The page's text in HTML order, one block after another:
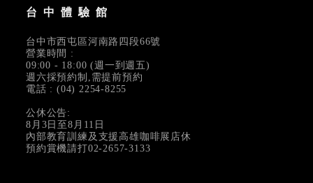
台中體驗館
台中市西屯區河南路四段66號
營業時間 :
09:00 - 18:00 (週一到週五)
週六採預約制,需提前預約
電話 : (04) 2254-8255
公休公告:
8月3日至8月11日
內部教育訓練及支援高雄咖啡展店休
預約賞機請打02-2657-3133